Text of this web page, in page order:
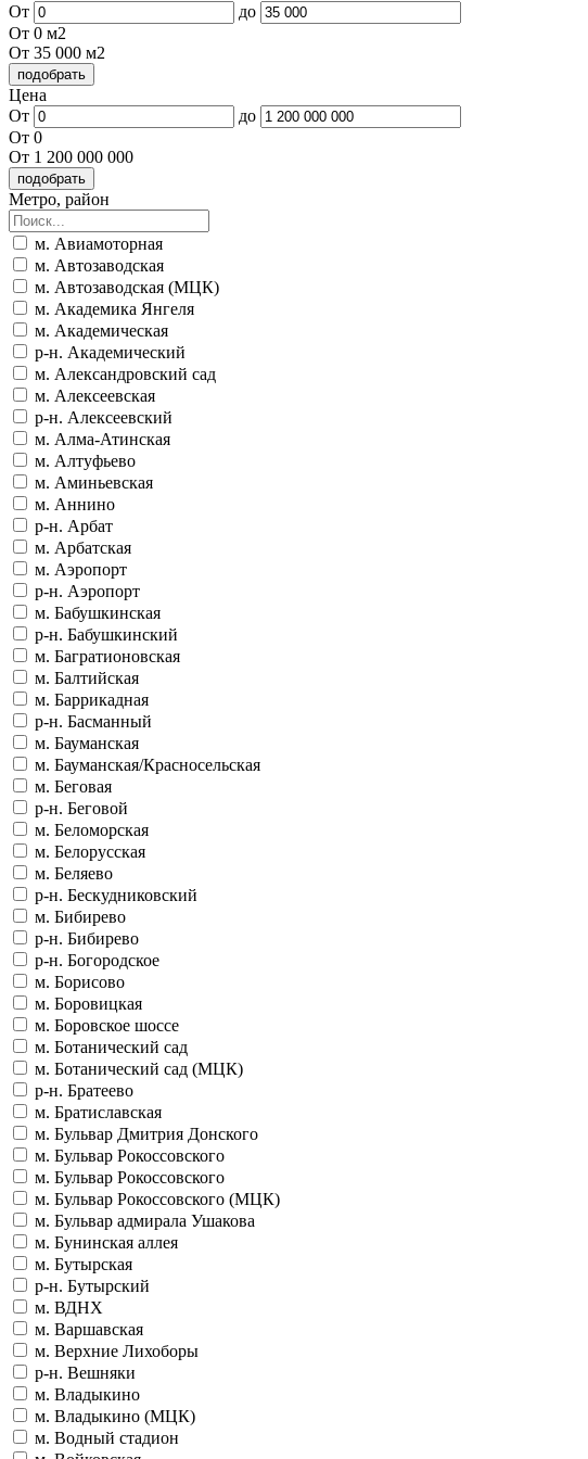
От
до
От 0 м2
От 35 000 м2
Цена
От
до
От 0
От 1 200 000 000
Метро, район
м. Авиамоторная
м. Автозаводская
м. Автозаводская (МЦК)
м. Академика Янгеля
м. Академическая
р-н. Академический
м. Александровский сад
м. Алексеевская
р-н. Алексеевский
м. Алма-Атинская
м. Алтуфьево
м. Аминьевская
м. Аннино
р-н. Арбат
м. Арбатская
м. Аэропорт
р-н. Аэропорт
м. Бабушкинская
р-н. Бабушкинский
м. Багратионовская
м. Балтийская
м. Баррикадная
р-н. Басманный
м. Бауманская
м. Бауманская/Красносельская
м. Беговая
р-н. Беговой
м. Беломорская
м. Белорусская
м. Беляево
р-н. Бескудниковский
м. Бибирево
р-н. Бибирево
р-н. Богородское
м. Борисово
м. Боровицкая
м. Боровское шоссе
м. Ботанический сад
м. Ботанический сад (МЦК)
р-н. Братеево
м. Братиславская
м. Бульвар Дмитрия Донского
м. Бульвар Рокоссовского
м. Бульвар Рокоссовского
м. Бульвар Рокоссовского (МЦК)
м. Бульвар адмирала Ушакова
м. Бунинская аллея
м. Бутырская
р-н. Бутырский
м. ВДНХ
м. Варшавская
м. Верхние Лихоборы
р-н. Вешняки
м. Владыкино
м. Владыкино (МЦК)
м. Водный стадион